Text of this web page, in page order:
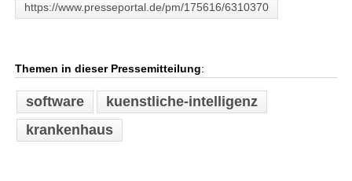
https://www.presseportal.de/pm/175616/6310370
Themen in dieser Pressemitteilung:
software
kuenstliche-intelligenz
krankenhaus